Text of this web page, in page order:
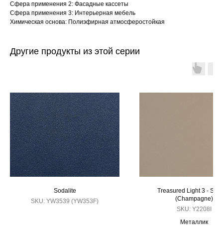
Сфера применения 2: Фасадные кассеты
Сфера применения 3: Интерьерная мебель
Химическая основа: Полиэфирная атмосферостойкая
Другие продукты из этой серии
Sodalite
SKU: YW3539 (YW353F)
Treasured Light 3 -
(Champagne)
SKU: Y2208I
Металлик